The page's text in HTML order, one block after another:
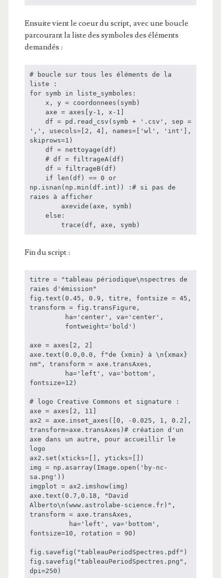
Ensuite vient le coeur du script, avec une boucle
parcourant la liste des symboles des éléments
demandés :
# boucle sur tous les éléments de la
liste :
for symb in liste_symboles:
',', usecols=[2, 4], names=['wl', 'int'],
skiprows=1)
np.isnan(np.min(df.int)) :# si pas de
raies à afficher
        trace(df, axe, symb)
Fin du script :
titre = "tableau périodique\nspectres de
raies d'émission"
fig.text(0.45, 0.9, titre, fontsize = 45,
transform = fig.transFigure,
axe = axes[2, 2]
axe.text(0.0,0.0, f"de {xmin} à \n{xmax}
nm", transform = axe.transAxes,
fontsize=12)
# logo Creative Commons et signature :
axe = axes[2, 11]
ax2 = axe.inset_axes([0, -0.025, 1, 0.2],
transform=axe.transAxes)# création d'un
axe dans un autre, pour accueillir le
logo
ax2.set(xticks=[], yticks=[])
img = np.asarray(Image.open('by-nc-
sa.png'))
imgplot = ax2.imshow(img)
axe.text(0.7,0.18, "David
Alberto\n(www.astrolabe-science.fr)",
transform = axe.transAxes,
fontsize=10, rotation = 90)
fig.savefig("tableauPeriodSpectres.pdf")
fig.savefig("tableauPeriodSpectres.png",
dpi=250)